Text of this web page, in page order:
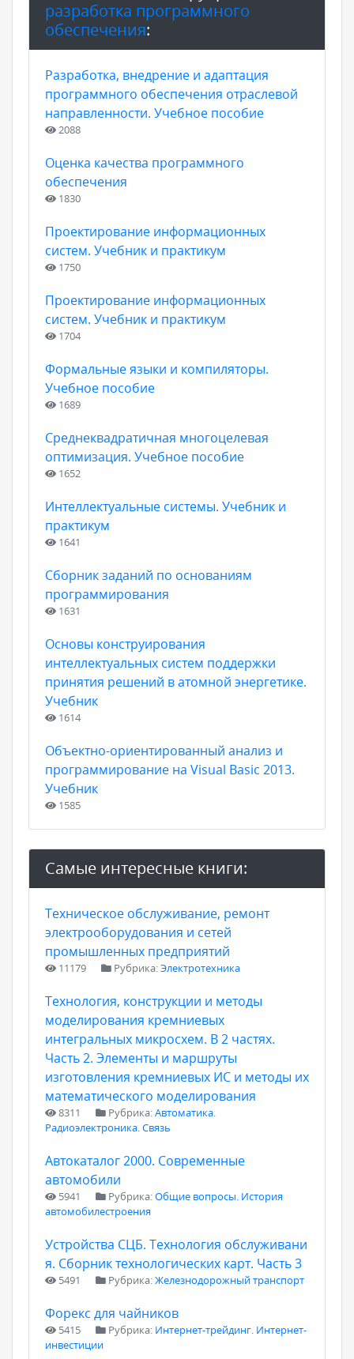
разработка программного
обеспечения:
Разработка, внедрение и адаптация
программного обеспечения отраслевой
направленности. Учебное пособие
2088
Оценка качества программного
обеспечения
1830
Проектирование информационных
систем. Учебник и практикум
1750
Проектирование информационных
систем. Учебник и практикум
1704
Формальные языки и компиляторы.
Учебное пособие
1689
Среднеквадратичная многоцелевая
оптимизация. Учебное пособие
1652
Интеллектуальные системы. Учебник и
практикум
1641
Сборник заданий по основаниям
программирования
1631
Основы конструирования
интеллектуальных систем поддержки
принятия решений в атомной энергетике.
Учебник
1614
Объектно-ориентированный анализ и
программирование на Visual Basic 2013.
Учебник
1585
Самые интересные книги:
Техническое обслуживание, ремонт
электрооборудования и сетей
промышленных предприятий
11179 Рубрика:Электротехника
Технология, конструкции и методы
моделирования кремниевых
интегральных микросхем. В 2 частях.
Часть 2. Элементы и маршруты
изготовления кремниевых ИС и методы их
математического моделирования
8311 Рубрика:Автоматика.
Радиоэлектроника. Связь
Автокаталог 2000. Современные
автомобили
5941 Рубрика:Общие вопросы. История
автомобилестроения
Устройства СЦБ. Технология обслуживани
я. Сборник технологических карт. Часть 3
5491 Рубрика:Железнодорожный транспорт
Форекс для чайников
5415 Рубрика: Интернет-трейдинг. Интернет-
инвестиции